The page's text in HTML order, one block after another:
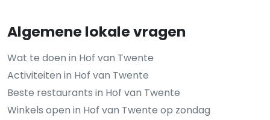
Algemene lokale vragen
Wat te doen in Hof van Twente
Activiteiten in Hof van Twente
Beste restaurants in Hof van Twente
Winkels open in Hof van Twente op zondag